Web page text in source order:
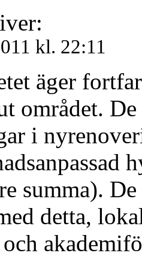
kl. 22:11
äger
området.
i
summa).
detta,
och